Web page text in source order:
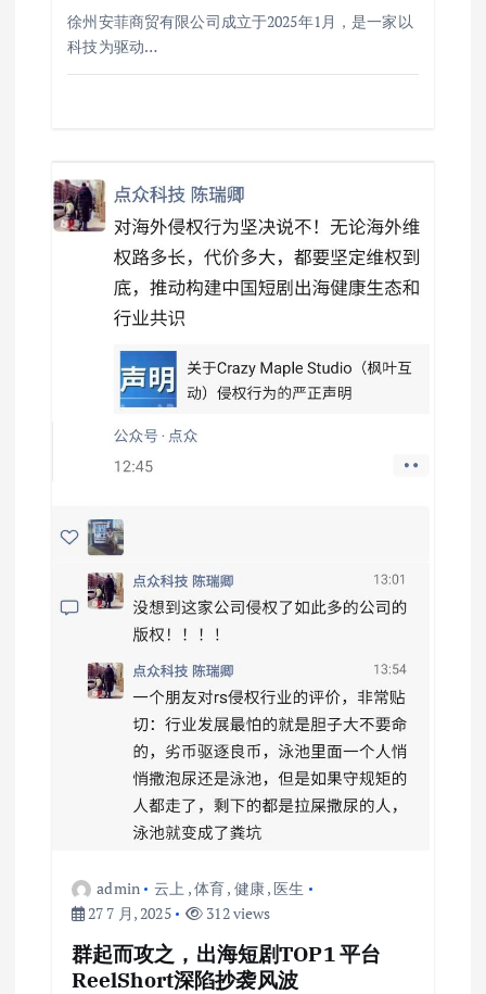
徐州安菲商贸有限公司成立于2025年1月，是一家以
科技为驱动…
admin 云上 ,体育, 健康, 医生
27 7 月, 2025
312 views
群起而攻之，出海短剧TOP1 平台
ReelShort深陷抄袭风波